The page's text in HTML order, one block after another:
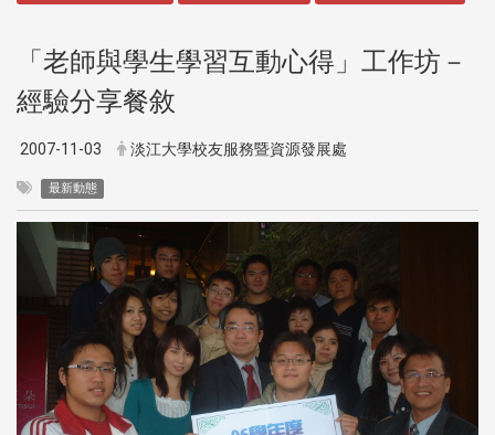
「老師與學生學習互動心得」工作坊－
經驗分享餐敘
2007-11-03 淡江大學校友服務暨資源發展處
最新動態